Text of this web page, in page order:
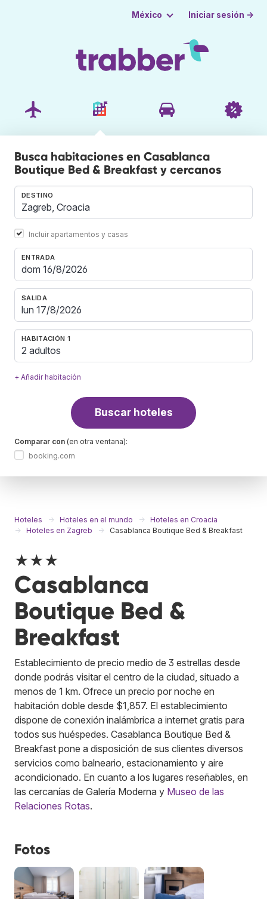
México Iniciar sesión →
Busca habitaciones en Casablanca
Boutique Bed & Breakfast y cercanos
DESTINO
Incluir apartamentos y casas
ENTRADA
SALIDA
HABITACIÓN 1
2 adultos
+ Añadir habitación
Buscar hoteles
Comparar con (en otra ventana):
booking.com
Hoteles Hoteles en el mundo
Hoteles en Croacia
Hoteles en Zagreb
Casablanca Boutique Bed & Breakfast
★★★
Casablanca
Boutique Bed &
Breakfast
Establecimiento de precio medio de 3 estrellas desde
donde podrás visitar el centro de la ciudad, situado a
menos de 1 km. Ofrece un precio por noche en
habitación doble desde $1,857. El establecimiento
dispone de conexión inalámbrica a internet gratis para
todos sus huéspedes. Casablanca Boutique Bed &
Breakfast pone a disposición de sus clientes diversos
servicios como balneario, estacionamiento y aire
acondicionado. En cuanto a los lugares reseñables, en
las cercanías de Galería Moderna y Museo de las
Relaciones Rotas.
Fotos